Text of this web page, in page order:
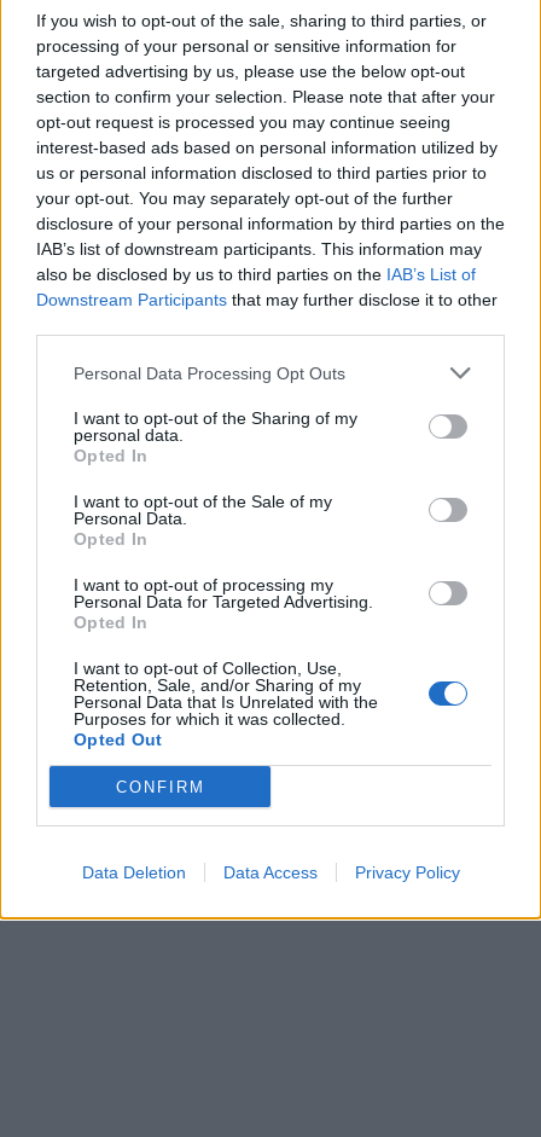
If you wish to opt-out of the sale, sharing to third parties, or
processing of your personal or sensitive information for
targeted advertising by us, please use the below opt-out
section to confirm your selection. Please note that after your
opt-out request is processed you may continue seeing
interest-based ads based on personal information utilized by
us or personal information disclosed to third parties prior to
your opt-out. You may separately opt-out of the further
disclosure of your personal information by third parties on the
IAB’s list of downstream participants. This information may
also be disclosed by us to third parties on the IAB’s List of
Downstream Participants that may further disclose it to other
Personal Data Processing Opt Outs
I want to opt-out of the Sharing of my
personal data.
Opted In
I want to opt-out of the Sale of my
Personal Data.
Opted In
I want to opt-out of processing my
Personal Data for Targeted Advertising.
Opted In
I want to opt-out of Collection, Use,
Retention, Sale, and/or Sharing of my
Personal Data that Is Unrelated with the
Purposes for which it was collected.
Opted Out
CONFIRM
Data Deletion Data Access Privacy Policy
intercettata dall’ex pm Angioni non sarebbe
Denise Pipitone bensì una ragazza tunisina
vicina alla famiglia Pulizzi ma che non ha
alcun legame di parentela con gli stessi.